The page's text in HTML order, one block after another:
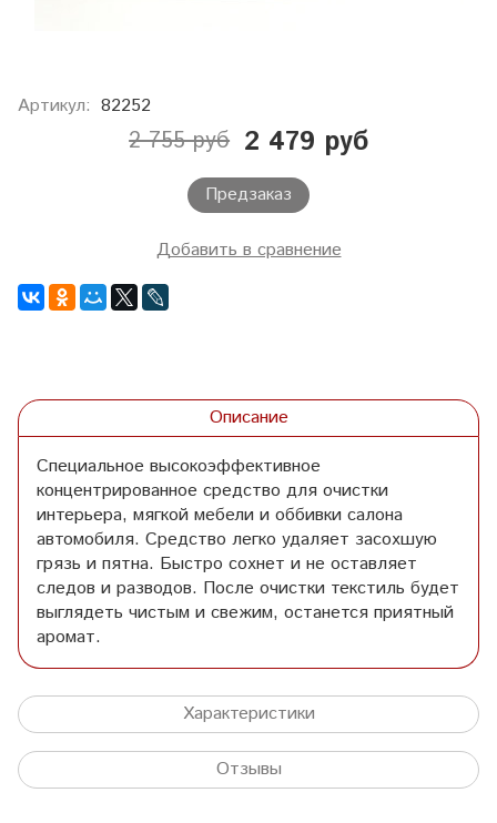
Артикул: 82252
2 755 руб 2 479 руб
Предзаказ
Добавить в сравнение
Описание
Специальное высокоэффективное
концентрированное средство для очистки
интерьера, мягкой мебели и оббивки салона
автомобиля. Средство легко удаляет засохшую
грязь и пятна. Быстро сохнет и не оставляет
следов и разводов. После очистки текстиль будет
выглядеть чистым и свежим, останется приятный
аромат.
Характеристики
Отзывы